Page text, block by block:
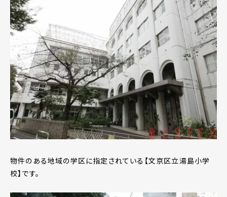
物件のある地域の学区に指定されている【文京区立湯島小学
校】です。